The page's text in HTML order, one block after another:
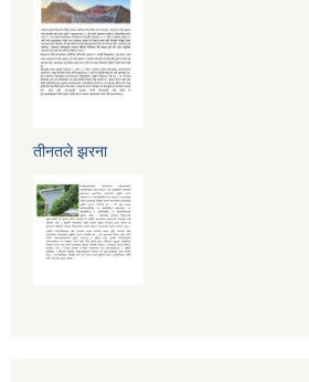
तीनतले झरना